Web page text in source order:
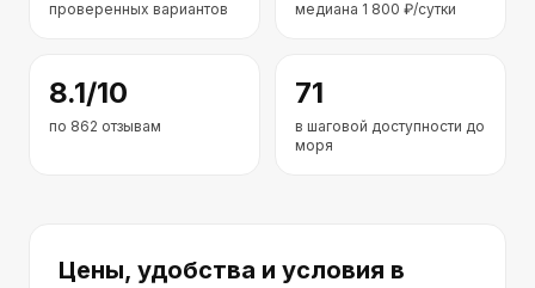
проверенных вариантов медиана 1 800 ₽/сутки
8.1/10
по 862 отзывам
71
в шаговой доступности до
моря
Цены, удобства и условия в